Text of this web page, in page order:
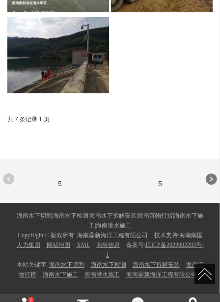
共 7 条记录 1 页
5 5
海南水下切割|海南水下检测|海南水下拆解安装|海南沉物打捞|海南水下施
工|海南潜水施工
CopyRight © 版权所有: 海南鼎新海洋工程有限公司 技术支持:海南南国
人力集团
网站地图 XML 商情信息 备案号:琼ICP备2022002283号-
1
本站关键字: 海南水下切割 海南水下检测 海南水下拆解安装
海南沉
物打捞
海南水下施工 海南潜水施工 海南鼎新海洋工程有限公司